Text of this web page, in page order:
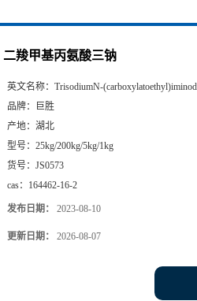
二羧甲基丙氨酸三钠
英文名称： TrisodiumN-
品牌：
巨胜
产地： 湖北
型号： 25kg/200kg/5kg/1kg
货号： JS0573
cas： 164462-16-2
发布日期： 2023-08-10
更新日期： 2026-08-07